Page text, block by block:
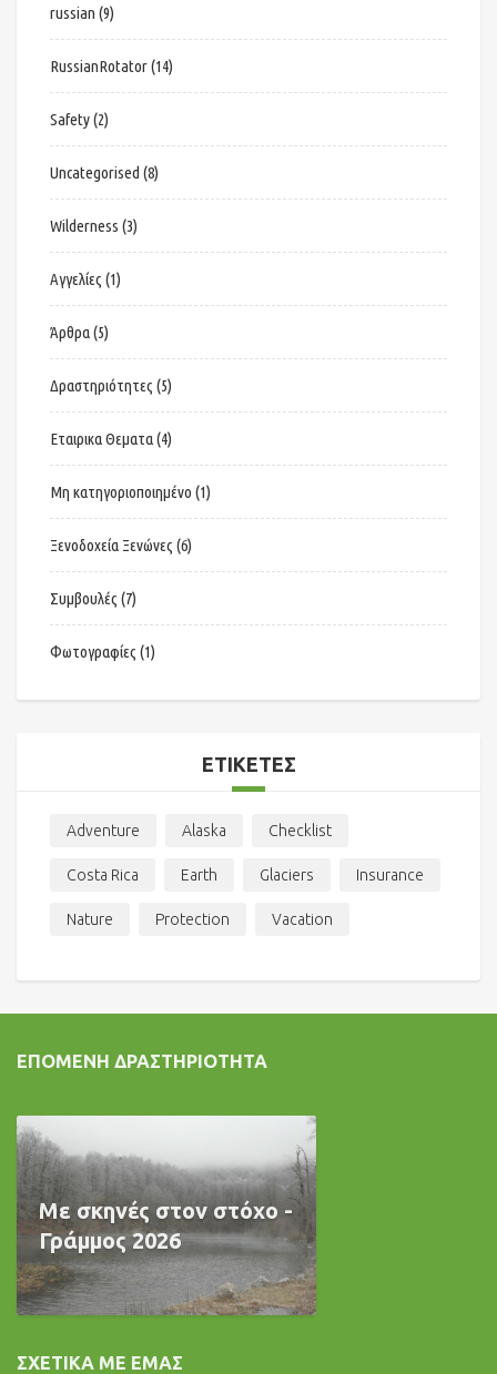
russian (9)
RussianRotator(14)
Safety(2)
Uncategorised (8)
Wilderness (3)
Αγγελίες (1)
Άρθρα(5)
Δραστηριότητες (5)
Εταιρικα Θεματα(4)
Μη κατηγοριοποιημένο (1)
Ξενοδοχεία Ξενώνες (6)
Συμβουλές (7)
Φωτογραφίες (1)
ΕΤΙΚΈΤΕΣ
Adventure Alaska Checklist
Costa Rica Earth Glaciers Insurance
Nature Protection Vacation
ΕΠΌΜΕΝΗ ΔΡΑΣΤΗΡΙΌΤΗΤΑ
Με σκηνές στον στόχο -
Γράμμος 2026
ΣΧΕΤΙΚΆ ΜΕ ΕΜΆΣ